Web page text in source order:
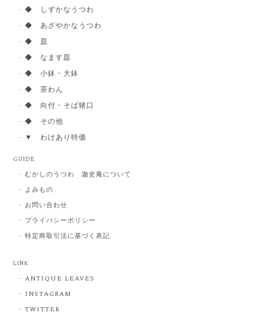
◆ しずかなうつわ
◆ あざやかなうつわ
◆ 皿
◆ なます皿
◆ 小鉢・大鉢
◆ 茶わん
◆ 向付・そば猪口
◆ その他
▼ わけあり特価
GUIDE
むかしのうつわ 迦史庵について
よみもの
お問い合わせ
プライバシーポリシー
特定商取引法に基づく表記
LINK
ANTIQUE LEAVES
INSTAGRAM
TWITTER